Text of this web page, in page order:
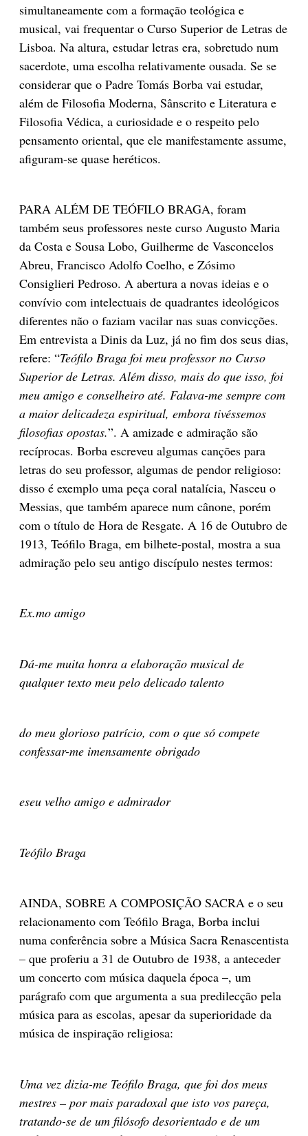
simultaneamente com a formação teológica e
musical, vai frequentar o Curso Superior de Letras de
Lisboa. Na altura, estudar letras era, sobretudo num
sacerdote, uma escolha relativamente ousada. Se se
considerar que o Padre Tomás Borba vai estudar,
além de Filosofia Moderna, Sânscrito e Literatura e
Filosofia Védica, a curiosidade e o respeito pelo
pensamento oriental, que ele manifestamente assume,
afiguram-se quase heréticos.
PARA ALÉM DE TEÓFILO BRAGA, foram
também seus professores neste curso Augusto Maria
da Costa e Sousa Lobo, Guilherme de Vasconcelos
Abreu, Francisco Adolfo Coelho, e Zósimo
Consiglieri Pedroso. A abertura a novas ideias e o
convívio com intelectuais de quadrantes ideológicos
diferentes não o faziam vacilar nas suas convicções.
Em entrevista a Dinis da Luz, já no fim dos seus dias,
refere: “Teófilo Braga foi meu professor no Curso
Superior de Letras. Além disso, mais do que isso, foi
meu amigo e conselheiro até. Falava-me sempre com
a maior delicadeza espiritual, embora tivéssemos
filosofias opostas.”. A amizade e admiração são
recíprocas. Borba escreveu algumas canções para
letras do seu professor, algumas de pendor religioso:
disso é exemplo uma peça coral natalícia, Nasceu o
Messias, que também aparece num cânone, porém
com o título de Hora de Resgate. A 16 de Outubro de
1913, Teófilo Braga, em bilhete-postal, mostra a sua
admiração pelo seu antigo discípulo nestes termos:
Ex.mo amigo
Dá-me muita honra a elaboração musical de
qualquer texto meu pelo delicado talento
do meu glorioso patrício, com o que só compete
confessar-me imensamente obrigado
eseu velho amigo e admirador
Teófilo Braga
AINDA, SOBRE A COMPOSIÇÃO SACRA e o seu
relacionamento com Teófilo Braga, Borba inclui
numa conferência sobre a Música Sacra Renascentista
– que proferiu a 31 de Outubro de 1938, a anteceder
um concerto com música daquela época –, um
parágrafo com que argumenta a sua predilecção pela
música para as escolas, apesar da superioridade da
música de inspiração religiosa:
Uma vez dizia-me Teófilo Braga, que foi dos meus
mestres – por mais paradoxal que isto vos pareça,
tratando-se de um filósofo desorientado e de um